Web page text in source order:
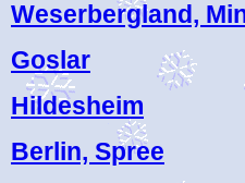
Weserbergland,
Goslar
Hildesheim
Berlin, Spree